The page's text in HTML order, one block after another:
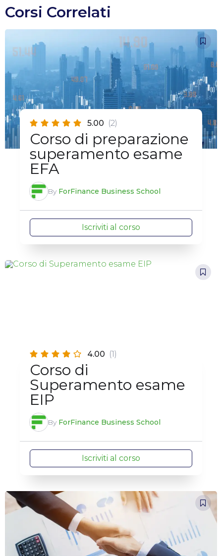
Corsi Correlati
5.00 (2)
Corso di preparazione
superamento esame
EFA
By ForFinance Business School
Iscriviti al corso
4.00 (1)
Corso di
Superamento esame
EIP
By ForFinance Business School
Iscriviti al corso